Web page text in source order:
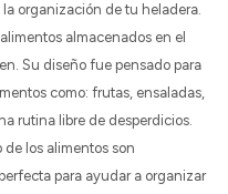
organización de tu heladera.
almacenados en el
Su diseño fue pensado para
como: frutas, ensaladas,
rutina libre de desperdicios.
los alimentos son
para ayudar a organizar